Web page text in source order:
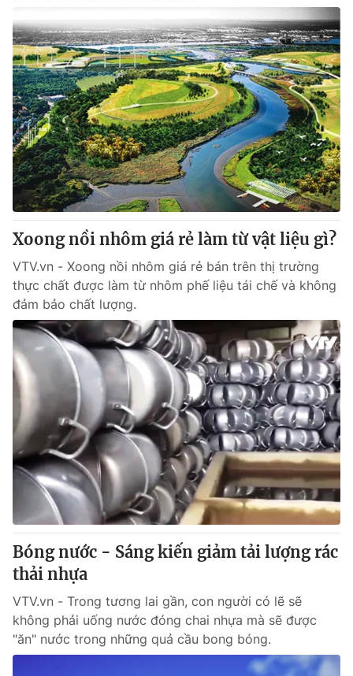
Xoong nồi nhôm giá rẻ làm từ vật liệu gì?
VTV.vn - Xoong nồi nhôm giá rẻ bán trên thị trường
thực chất được làm từ nhôm phế liệu tái chế và không
đảm bảo chất lượng.
Bóng nước - Sáng kiến giảm tải lượng rác
thải nhựa
VTV.vn - Trong tương lai gần, con người có lẽ sẽ
không phải uống nước đóng chai nhựa mà sẽ được
"ăn" nước trong những quả cầu bong bóng.